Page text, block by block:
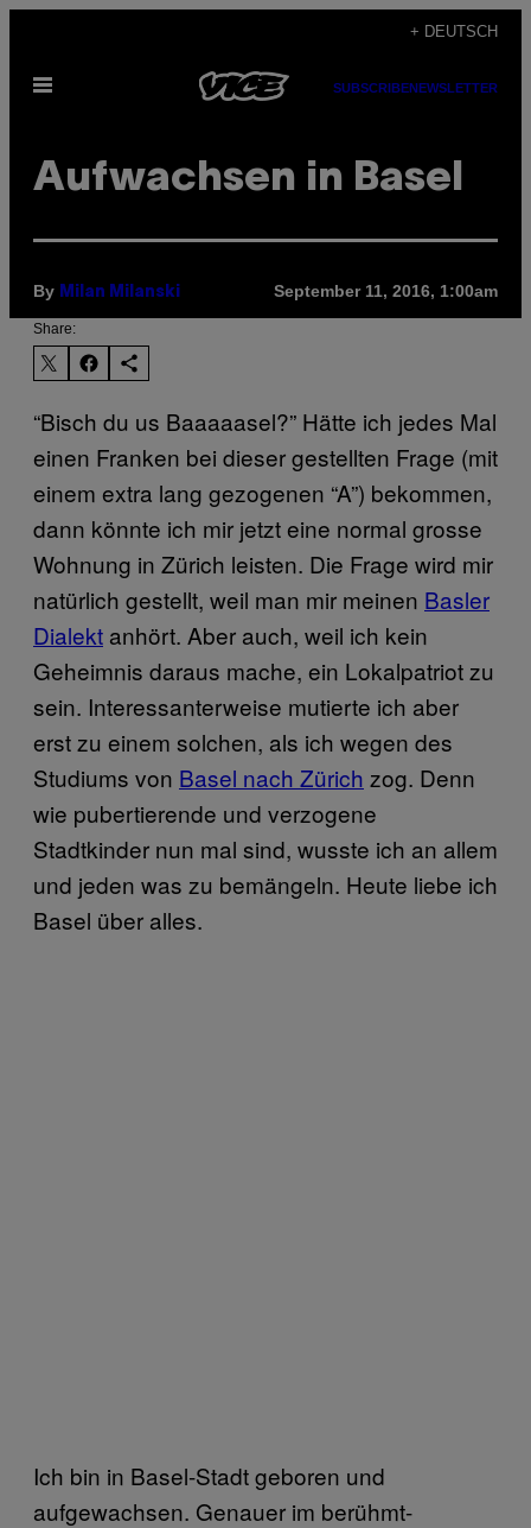
content
+ DEUTSCH
Open
SUBSCRIBENEWSLETTER
Aufwachsen in Basel
By Milan Milanski September 11, 2016, 1:00am
Share:
“Bisch du us Baaaaasel?” Hätte ich jedes Mal
einen Franken bei dieser gestellten Frage (mit
einem extra lang gezogenen “A”) bekommen,
dann könnte ich mir jetzt eine normal grosse
Wohnung in Zürich leisten. Die Frage wird mir
natürlich gestellt, weil man mir meinen Basler
Dialekt anhört. Aber auch, weil ich kein
Geheimnis daraus mache, ein Lokalpatriot zu
sein. Interessanterweise mutierte ich aber
erst zu einem solchen, als ich wegen des
Studiums von Basel nach Zürich zog. Denn
wie pubertierende und verzogene
Stadtkinder nun mal sind, wusste ich an allem
und jeden was zu bemängeln. Heute liebe ich
Basel über alles.
Ich bin in Basel-Stadt geboren und
aufgewachsen. Genauer im berühmt-